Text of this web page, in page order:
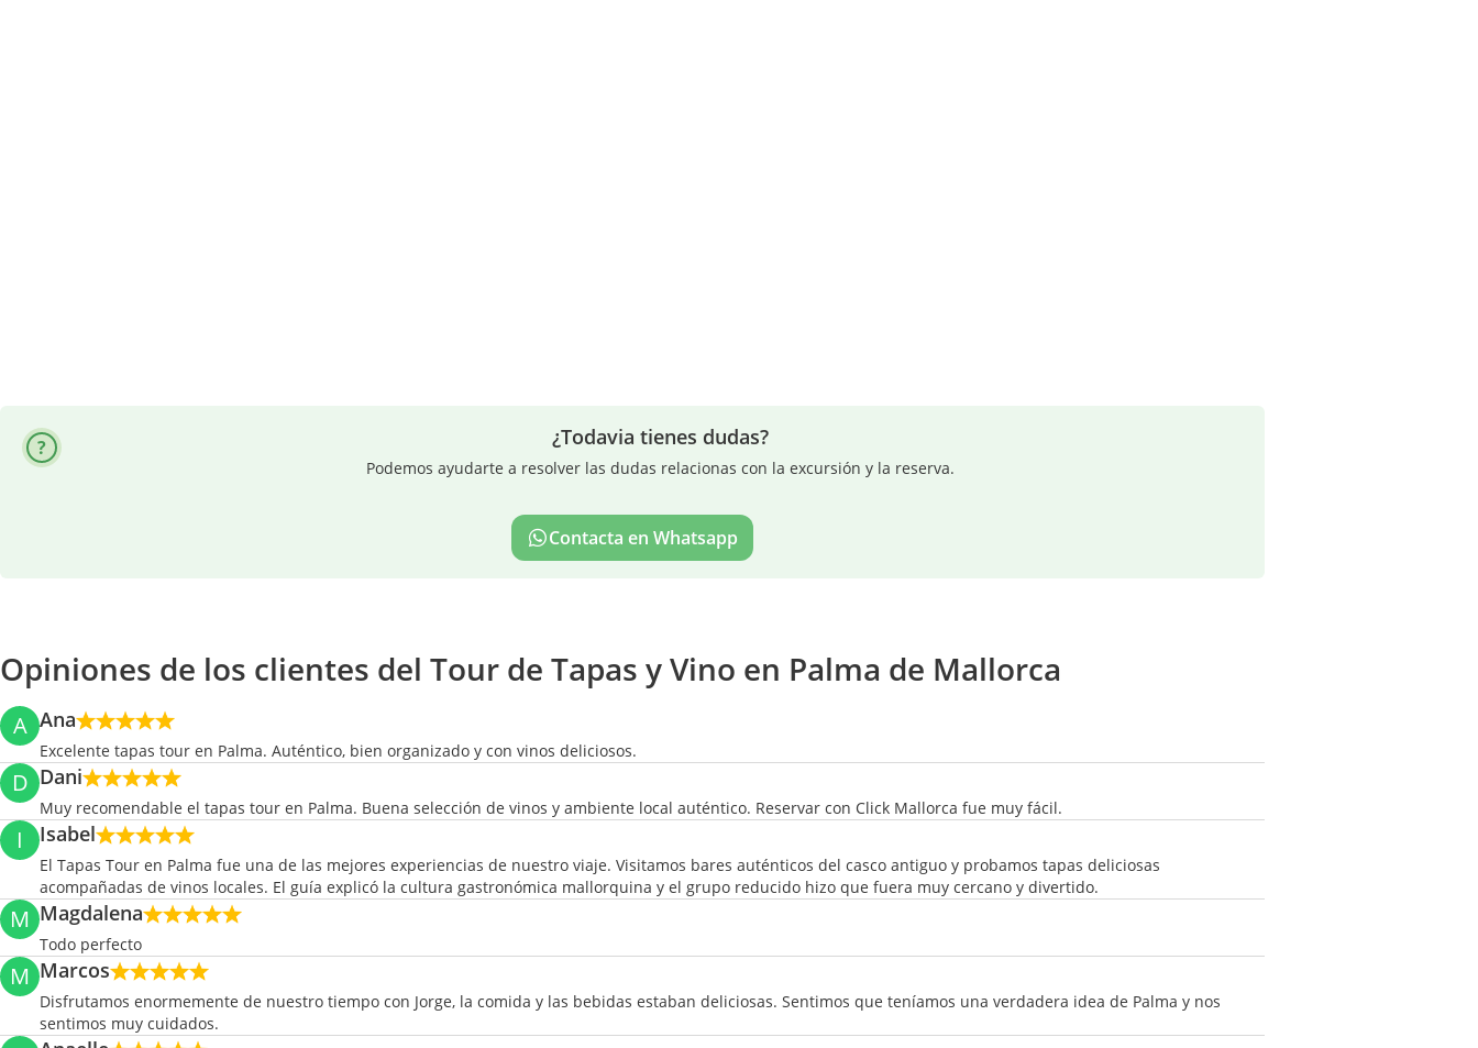
¿Todavia tienes dudas?
Podemos ayudarte a resolver las dudas relacionas con la excursión y la reserva.
Contacta en Whatsapp
Opiniones de los clientes del Tour de Tapas y Vino en Palma de Mallorca
A Ana
Excelente tapas tour en Palma. Auténtico, bien organizado y con vinos deliciosos.
D Dani
Muy recomendable el tapas tour en Palma. Buena selección de vinos y ambiente local auténtico. Reservar con Click Mallorca fue muy fácil.
I Isabel
El Tapas Tour en Palma fue una de las mejores experiencias de nuestro viaje. Visitamos bares auténticos del casco antiguo y probamos tapas deliciosas
acompañadas de vinos locales. El guía explicó la cultura gastronómica mallorquina y el grupo reducido hizo que fuera muy cercano y divertido.
M Magdalena
Todo perfecto
M Marcos
Disfrutamos enormemente de nuestro tiempo con Jorge, la comida y las bebidas estaban deliciosas. Sentimos que teníamos una verdadera idea de Palma y nos
sentimos muy cuidados.